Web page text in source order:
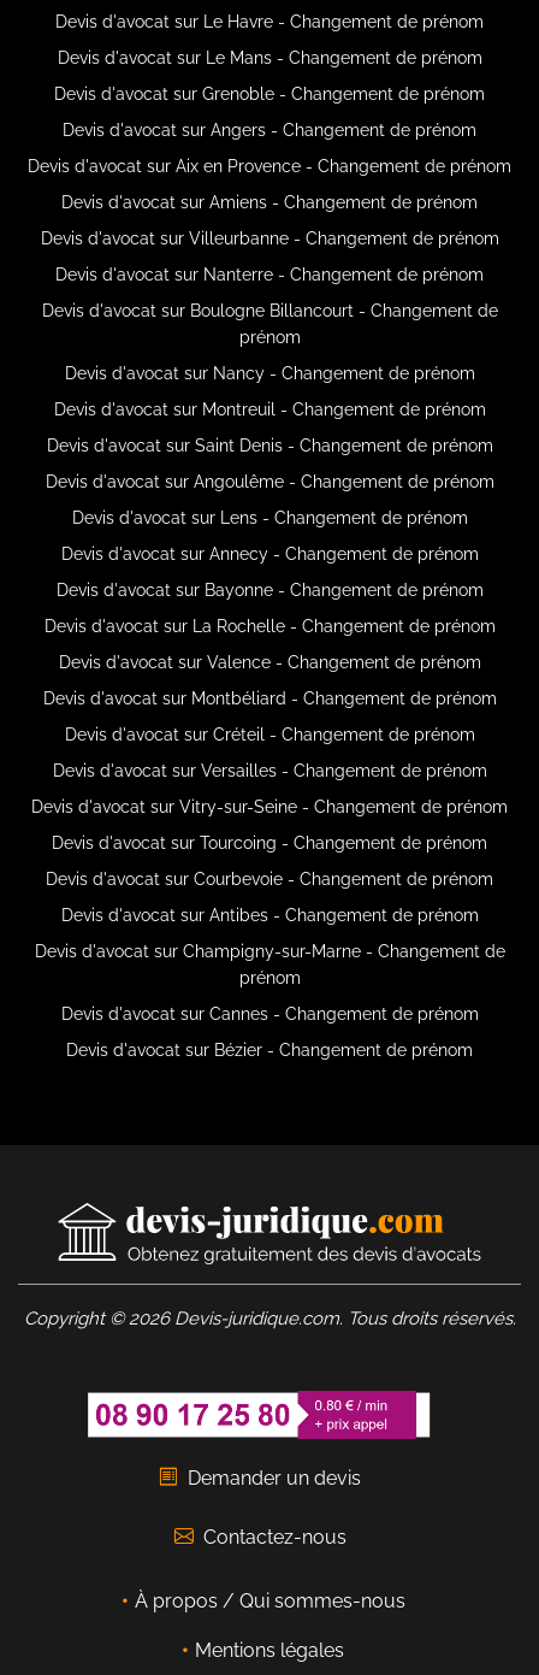
Devis d'avocat sur Le Havre - Changement de prénom
Devis d'avocat sur Le Mans - Changement de prénom
Devis d'avocat sur Grenoble - Changement de prénom
Devis d'avocat sur Angers - Changement de prénom
Devis d'avocat sur Aix en Provence - Changement de prénom
Devis d'avocat sur Amiens - Changement de prénom
Devis d'avocat sur Villeurbanne - Changement de prénom
Devis d'avocat sur Nanterre - Changement de prénom
Devis d'avocat sur Boulogne Billancourt - Changement de
prénom
Devis d'avocat sur Nancy - Changement de prénom
Devis d'avocat sur Montreuil - Changement de prénom
Devis d'avocat sur Saint Denis - Changement de prénom
Devis d'avocat sur Angoulême - Changement de prénom
Devis d'avocat sur Lens - Changement de prénom
Devis d'avocat sur Annecy - Changement de prénom
Devis d'avocat sur Bayonne - Changement de prénom
Devis d'avocat sur La Rochelle - Changement de prénom
Devis d'avocat sur Valence - Changement de prénom
Devis d'avocat sur Montbéliard - Changement de prénom
Devis d'avocat sur Créteil - Changement de prénom
Devis d'avocat sur Versailles - Changement de prénom
Devis d'avocat sur Vitry-sur-Seine - Changement de prénom
Devis d'avocat sur Tourcoing - Changement de prénom
Devis d'avocat sur Courbevoie - Changement de prénom
Devis d'avocat sur Antibes - Changement de prénom
Devis d'avocat sur Champigny-sur-Marne - Changement de
prénom
Devis d'avocat sur Cannes - Changement de prénom
Devis d'avocat sur Bézier - Changement de prénom
Copyright © 2026 Devis-juridique.com. Tous droits réservés.
Demander un devis
Contactez-nous
À propos / Qui sommes-nous
Mentions légales